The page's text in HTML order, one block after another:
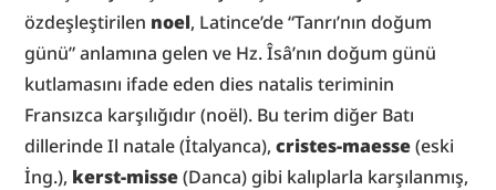
özdeşleştirilen noel, Latince’de “Tanrı’nın doğum
günü” anlamına gelen ve Hz. Îsâ’nın doğum günü
kutlamasını ifade eden dies natalis teriminin
Fransızca karşılığıdır (noël). Bu terim diğer Batı
dillerinde Il natale (İtalyanca), cristes-maesse (eski
İng.), kerst-misse (Danca) gibi kalıplarla karşılanmış,